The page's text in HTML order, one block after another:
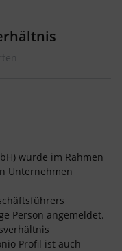
wurde im Rahmen
Unternehmen
Person angemeldet.
Profil ist auch